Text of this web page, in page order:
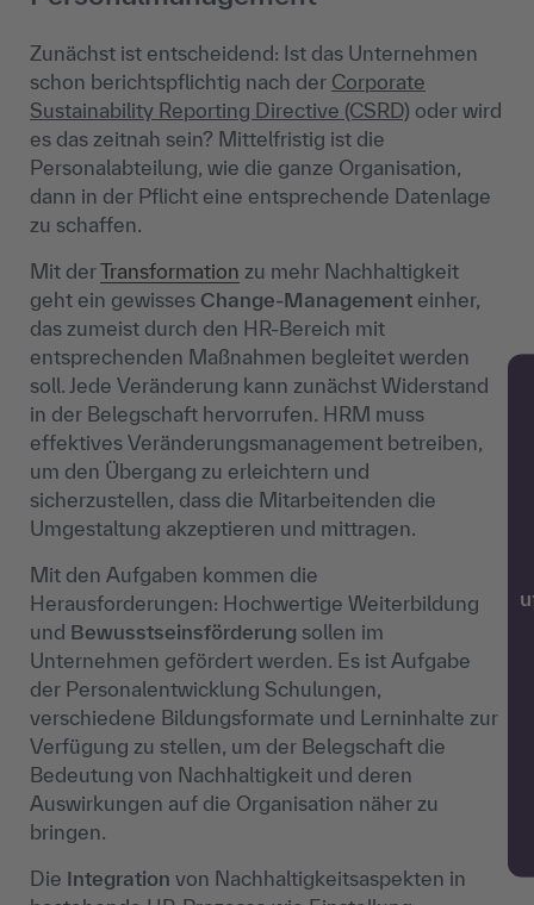
Zunächst ist entscheidend: Ist das Unternehmen
schon berichtspflichtig nach der Corporate
Sustainability Reporting Directive (CSRD) oder wird
es das zeitnah sein? Mittelfristig ist die
Personalabteilung, wie die ganze Organisation,
dann in der Pflicht eine entsprechende Datenlage
zu schaffen.
Mit derTransformation zu mehr Nachhaltigkeit
geht ein gewisses Change-Management einher,
das zumeist durch den HR-Bereich mit
entsprechenden Maßnahmen begleitet werden
soll. Jede Veränderung kann zunächst Widerstand
in der Belegschaft hervorrufen. HRM muss
effektives Veränderungsmanagement betreiben,
um den Übergang zu erleichtern und
sicherzustellen, dass die Mitarbeitenden die
Umgestaltung akzeptieren und mittragen.
Mit den Aufgaben kommen die
Herausforderungen: Hochwertige Weiterbildung
und Bewusstseinsförderung sollen im
Unternehmen gefördert werden. Es ist Aufgabe
der Personalentwicklung Schulungen,
verschiedene Bildungsformate und Lerninhalte zur
Verfügung zu stellen, um der Belegschaft die
Bedeutung von Nachhaltigkeit und deren
Auswirkungen auf die Organisation näher zu
bringen.
Die Integration von Nachhaltigkeitsaspekten in